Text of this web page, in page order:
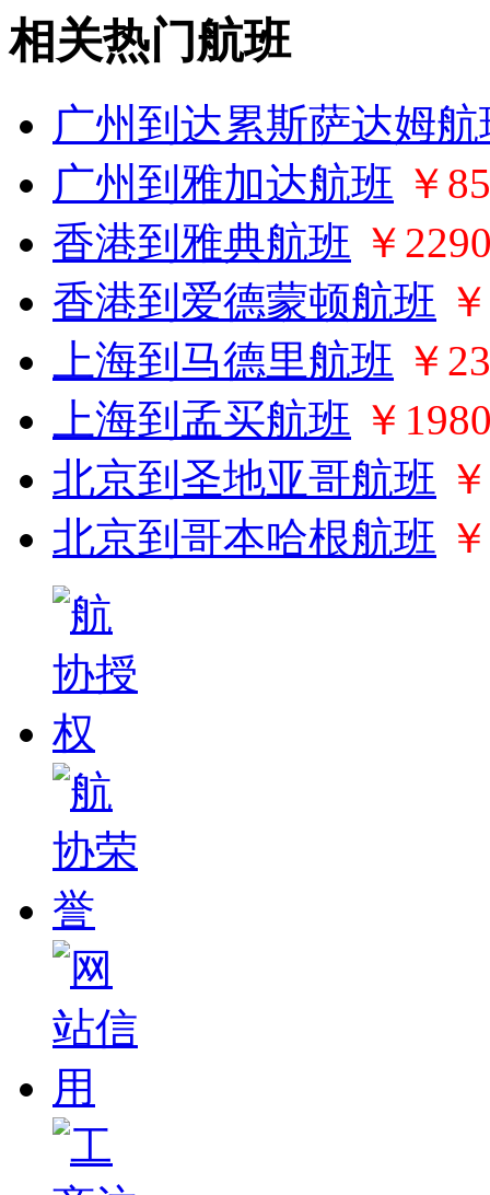
相关热门航班
广州到达累斯萨达姆航
广州到雅加达航班 ￥
香港到雅典航班 ￥
香港到爱德蒙顿航班
上海到马德里航班 ￥
上海到孟买航班 ￥
北京到圣地亚哥航班
北京到哥本哈根航班